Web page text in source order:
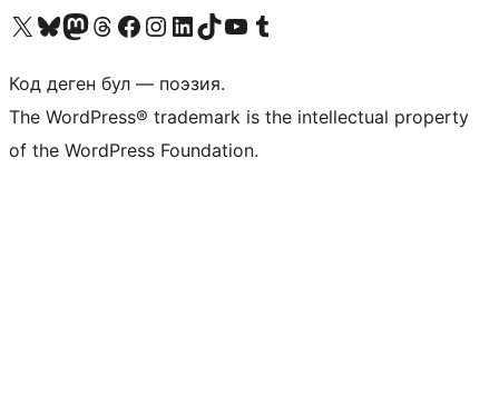
Visit our X (formerly Twitter) account
Visit our Bluesky account
Биздин Mastodon түрмөгүбүзгө баш багыңыз
Visit our Threads account
Биздин Facebook баракчабызга кириңиз
Биздин Instagram баракчабызга баш багыңыз
Биздин LinkedIn баракчабызга баш багыңыз
Visit our TikTok account
Visit our YouTube channel
Visit our Tumblr account
Код деген бул — поэзия.
The WordPress® trademark is the intellectual property
of the WordPress Foundation.